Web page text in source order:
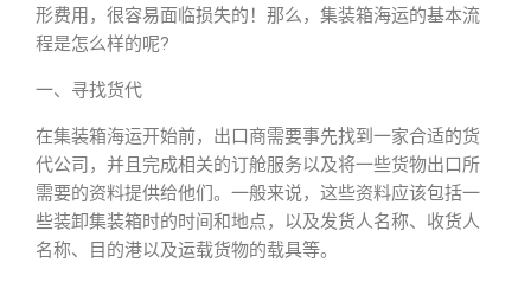
形费用，很容易面临损失的！那么，集装箱海运的基本流
程是怎么样的呢?
一、寻找货代
在集装箱海运开始前，出口商需要事先找到一家合适的货
代公司，并且完成相关的订舱服务以及将一些货物出口所
需要的资料提供给他们。一般来说，这些资料应该包括一
些装卸集装箱时的时间和地点，以及发货人名称、收货人
名称、目的港以及运载货物的载具等。